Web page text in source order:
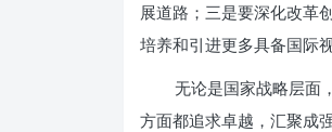
展道路；三是要深化改革
培养和引进更多具备国际
无论是国家战略层面
方面都追求卓越，汇聚成